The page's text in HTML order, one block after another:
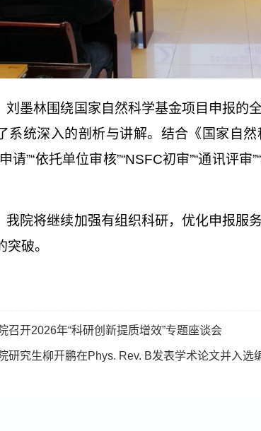
刘墨林围绕国家自然科学基金项目申报的
系统深入的剖析与讲解。结合《国家自
请”“依托单位审核”“NSFC初审”“通讯评
我院将继续加强有组织科研，优化申报服
突破。
召开2026年“科研创新提质增效”专题座谈会
研究生柳开鹏在Phys. Rev. B发表学术论文并入选